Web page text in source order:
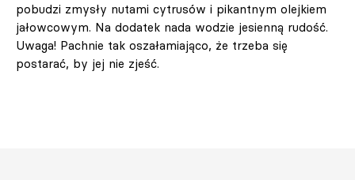
pobudzi zmysły nutami cytrusów i pikantnym olejkiem
jałowcowym. Na dodatek nada wodzie jesienną rudość.
Uwaga! Pachnie tak oszałamiająco, że trzeba się
postarać, by jej nie zjeść.